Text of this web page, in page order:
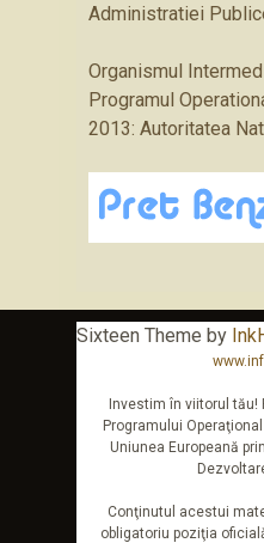
Administratiei
Organismul
Programul
2013: Autoritatea
Sixteen Theme by
Investim în viitorul
Programului
Uniunea Europeană
Conţinutul acestui
obligatoriu poziţia